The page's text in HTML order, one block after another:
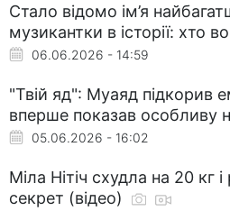
Стало відомо ім’я
музикантки в історії: хто
06.06.2026 - 14:59
"Твій яд": Муаяд підкорив
вперше показав особливу
05.06.2026 - 16:02
Міла Нітіч схудла на 20 кг
секрет (відео)